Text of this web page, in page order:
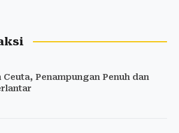
Penampungan Penuh dan